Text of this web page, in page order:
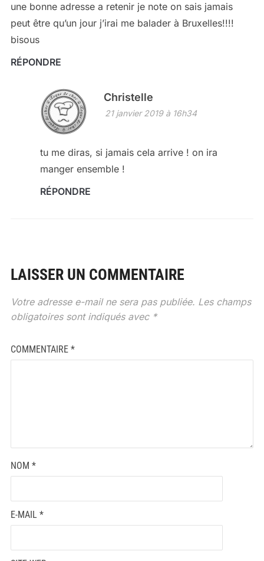
une bonne adresse a retenir je note on sais jamais
peut être qu’un jour j’irai me balader à Bruxelles!!!!
bisous
RÉPONDRE
Christelle
21 janvier 2019 à 16h34
tu me diras, si jamais cela arrive ! on ira
manger ensemble !
RÉPONDRE
LAISSER UN COMMENTAIRE
Votre adresse e-mail ne sera pas publiée. Les champs
obligatoires sont indiqués avec *
COMMENTAIRE *
NOM *
E-MAIL *